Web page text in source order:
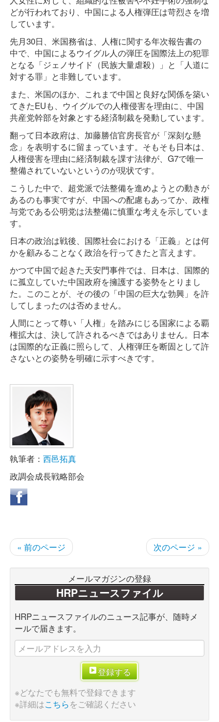
どが行われており、中国による人権弾圧は苛烈さを増
しています。
先月30日、米国務省は、人権に関する年次報告書の
中で、中国によるウイグル人の弾圧を国際法上の犯罪
となる「ジェノサイド（民族大量虐殺）」と「人道に
対する罪」と非難しています。
また、米国のほか、これまで中国と良好な関係を築い
てきたEUも、ウイグルでの人権侵害を理由に、中国
共産党幹部を対象とする経済制裁を発動しています。
翻って日本政府は、加藤勝信官房長官が「深刻な懸
念」を表明するに留まっています。そもそも日本は、
人権侵害を理由に経済制裁を課す法律が、G7で唯一
整備されていないというのが現状です。
こうした中で、超党派で法整備を進めようとの動きが
あるのも事実ですが、中国への配慮もあってか、政権
与党である公明党は法整備に慎重な考えを示していま
す。
日本の政治は戦後、国際社会における「正義」とは何
かを顧みることなく政治を行ってきたと言えます。
かつて中国で起きた天安門事件では、日本は、国際的
に孤立していた中国政府を擁護する姿勢をとりまし
た。このことが、その後の「中国の巨大な勃興」を許
してしまったのは否めません。
人間にとって尊い「人権」を踏みにじる国家による覇
権拡大は、決して許されるべきではありません。日本
は国際的な正義に照らして、人権弾圧を断固として許
さないとの姿勢を明確に示すべきです。
執筆者： 西邑拓真
政調会成長戦略部会
« 前のページ 次のページ »
メールマガジンの登録
HRPニュースファイル
HRPニュースファイルのニュース記事が、随時メ
ールで届きます。
登録する
※どなたでも無料で登録できます
※詳細はこちらをご確認ください